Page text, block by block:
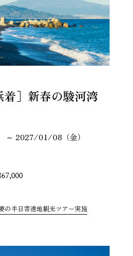
着］新春の駿河湾
2027/01/08（金）
の半日寄港地観光ツアー実施